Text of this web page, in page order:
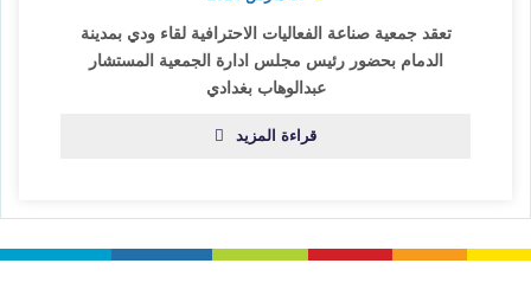
تعقد جمعية صناعة الفعاليات الاحترافية لقاء ودي بمدينة
الدمام بحضور رئيس مجلس ادارة الجمعية المستشار
عبدالوهاب بغدادي
قراءة المزيد